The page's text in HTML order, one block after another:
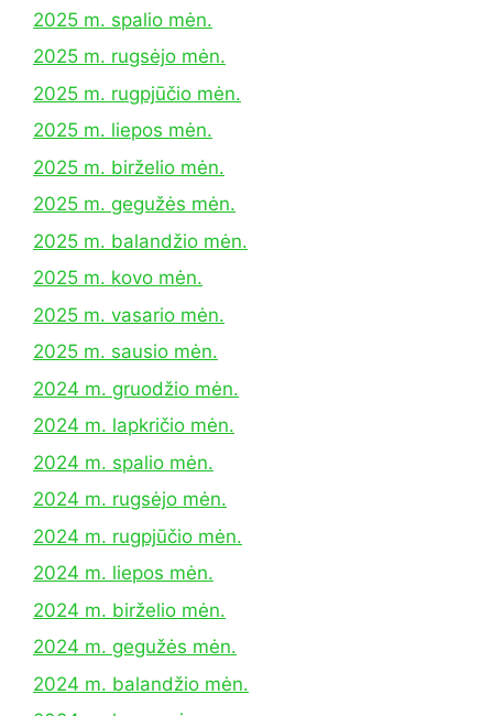
2025 m. spalio mėn.
2025 m. rugsėjo mėn.
2025 m. rugpjūčio mėn.
2025 m. liepos mėn.
2025 m. birželio mėn.
2025 m. gegužės mėn.
2025 m. balandžio mėn.
2025 m. kovo mėn.
2025 m. vasario mėn.
2025 m. sausio mėn.
2024 m. gruodžio mėn.
2024 m. lapkričio mėn.
2024 m. spalio mėn.
2024 m. rugsėjo mėn.
2024 m. rugpjūčio mėn.
2024 m. liepos mėn.
2024 m. birželio mėn.
2024 m. gegužės mėn.
2024 m. balandžio mėn.